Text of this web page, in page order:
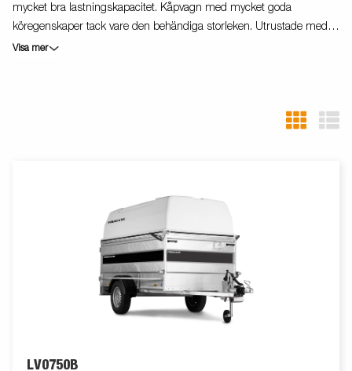
mycket bra lastningskapacitet. Kåpvagn med mycket goda
köregenskaper tack vare den behändiga storleken. Utrustade med
80 cm höga lämmar, stödhjul och sidohängd bakdörr.
Visa mer
LV0750B